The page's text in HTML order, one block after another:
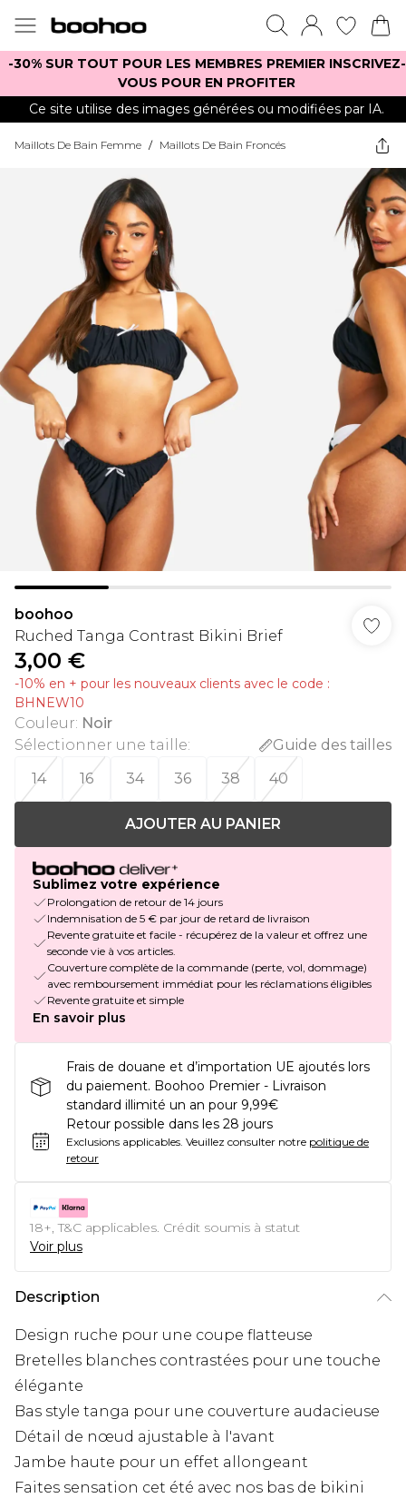
-30% SUR TOUT POUR LES MEMBRES PREMIER INSCRIVEZ-
VOUS POUR EN PROFITER
Ce site utilise des images générées ou modifiées par IA.
Maillots De Bain Femme / Maillots De Bain Froncés
boohoo
Ruched Tanga Contrast Bikini Brief
3,00 €
-10% en + pour les nouveaux clients avec le code :
BHNEW10
Couleur: Noir
Sélectionner une taille:
Guide des tailles
14
16 34 36 38 40
AJOUTER AU PANIER
Sublimez votre expérience
Prolongation de retour de 14 jours
Indemnisation de 5 € par jour de retard de livraison
Revente gratuite et facile - récupérez de la valeur et offrez une
seconde vie à vos articles.
Couverture complète de la commande (perte, vol, dommage)
avec remboursement immédiat pour les réclamations éligibles
Revente gratuite et simple
En savoir plus
Frais de douane et d’importation UE ajoutés lors
du paiement. Boohoo Premier - Livraison
standard illimité un an pour 9,99€
Retour possible dans les 28 jours
Exclusions applicables. Veuillez consulter notre politique de
retour
18+, T&C applicables. Crédit soumis à statut
Voir plus
Description
Design ruche pour une coupe flatteuse
Bretelles blanches contrastées pour une touche
élégante
Bas style tanga pour une couverture audacieuse
Détail de nœud ajustable à l'avant
Jambe haute pour un effet allongeant
Faites sensation cet été avec nos bas de bikini